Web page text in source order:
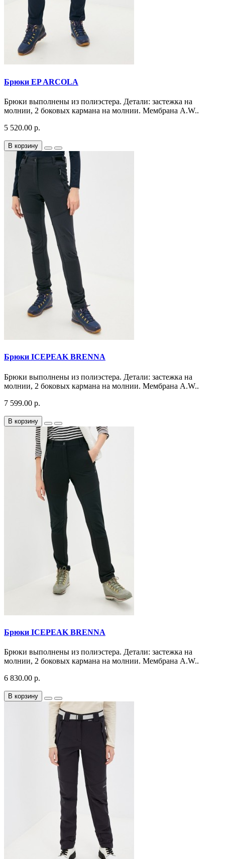
Брюки EP ARCOLA
Брюки выполнены из полиэстера. Детали: застежка на
молнии, 2 боковых кармана на молнии. Мембрана A.W..
5 520.00 р.
В корзину
Брюки ICEPEAK BRENNA
Брюки выполнены из полиэстера. Детали: застежка на
молнии, 2 боковых кармана на молнии. Мембрана A.W..
7 599.00 р.
В корзину
Брюки ICEPEAK BRENNA
Брюки выполнены из полиэстера. Детали: застежка на
молнии, 2 боковых кармана на молнии. Мембрана A.W..
6 830.00 р.
В корзину